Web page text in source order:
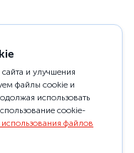
и улучшения
файлы cookie и
использовать
cookie-
файлов